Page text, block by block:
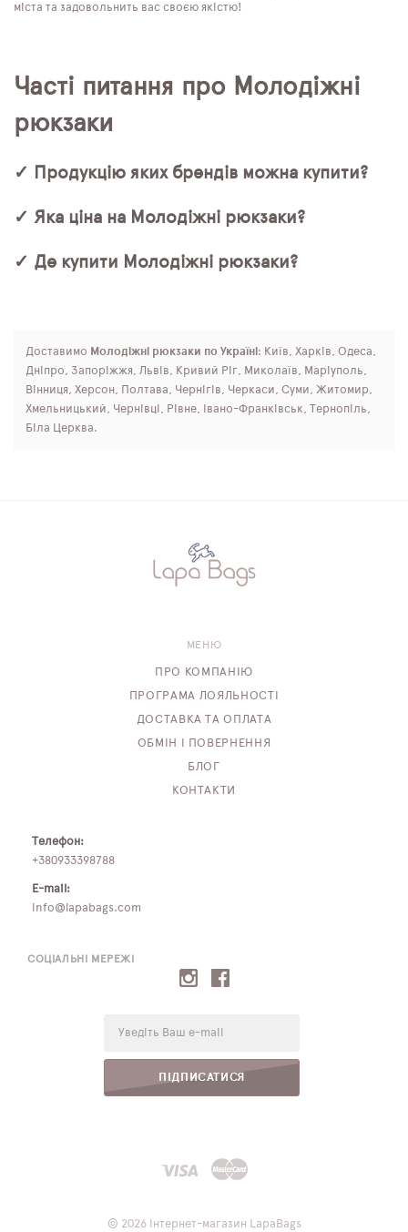
міста та задовольнить вас своєю якістю!
Часті питання про Молодіжні
рюкзаки
✓ Продукцію яких брендів можна купити?
✓ Яка ціна на Молодіжні рюкзаки?
✓ Де купити Молодіжні рюкзаки?
Доставимо Молодіжні рюкзаки по Україні : Київ, Харків, Одеса,
Дніпро, Запоріжжя, Львів, Кривий Ріг, Миколаїв, Маріуполь,
Вінниця, Херсон, Полтава, Чернігів, Черкаси, Суми, Житомир,
Хмельницький, Чернівці, Рівне, Івано-Франківськ, Тернопіль,
Біла Церква.
СОЦІАЛЬНІ МЕРЕЖІ
ПІДПИСАТИСЯ
МЕНЮ
ПРО КОМПАНІЮ
ПРОГРАМА ЛОЯЛЬНОСТІ
ДОСТАВКА ТА ОПЛАТА
ОБМІН І ПОВЕРНЕННЯ
БЛОГ
КОНТАКТИ
Телефон:
+380933398788
E-mail:
info@lapabags.com
© 2026 Інтернет-магазин LapaBags